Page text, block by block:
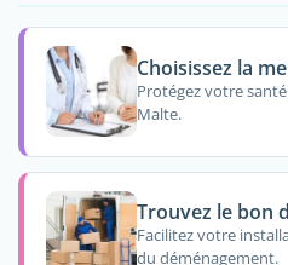
Choisissez la
Protégez votre
Malte.
Trouvez le bon
Facilitez votre
du déménagement.